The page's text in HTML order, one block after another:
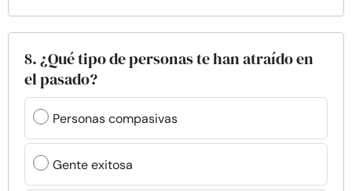
8. ¿Qué tipo de personas te han atraído en
el pasado?
Personas compasivas
Gente exitosa